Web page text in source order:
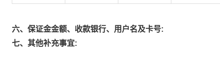
六、保证金金额、收款银行、用户名及卡号:
七、其他补充事宜: